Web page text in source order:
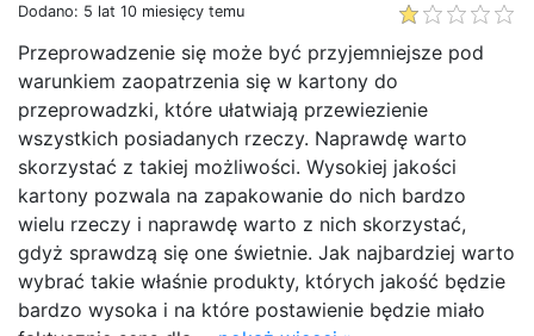
Dodano: 5 lat 10 miesięcy temu
Przeprowadzenie się może być przyjemniejsze pod
warunkiem zaopatrzenia się w kartony do
przeprowadzki, które ułatwiają przewiezienie
wszystkich posiadanych rzeczy. Naprawdę warto
skorzystać z takiej możliwości. Wysokiej jakości
kartony pozwala na zapakowanie do nich bardzo
wielu rzeczy i naprawdę warto z nich skorzystać,
gdyż sprawdzą się one świetnie. Jak najbardziej warto
wybrać takie właśnie produkty, których jakość będzie
bardzo wysoka i na które postawienie będzie miało